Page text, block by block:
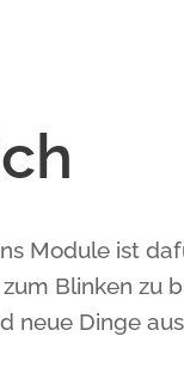
Module ist
Blinken zu
neue Dinge